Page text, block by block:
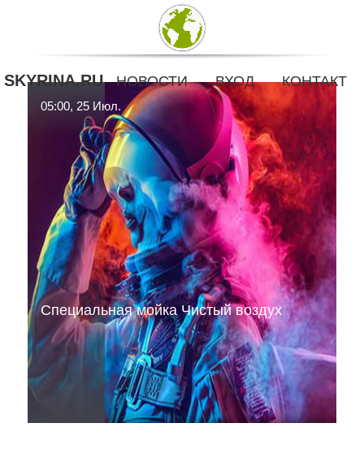
05:00, 25 Июл.
Специальная мойка Чистый воздух
SKYRINA.RU НОВОСТИ ВХОД КОНТАКТ